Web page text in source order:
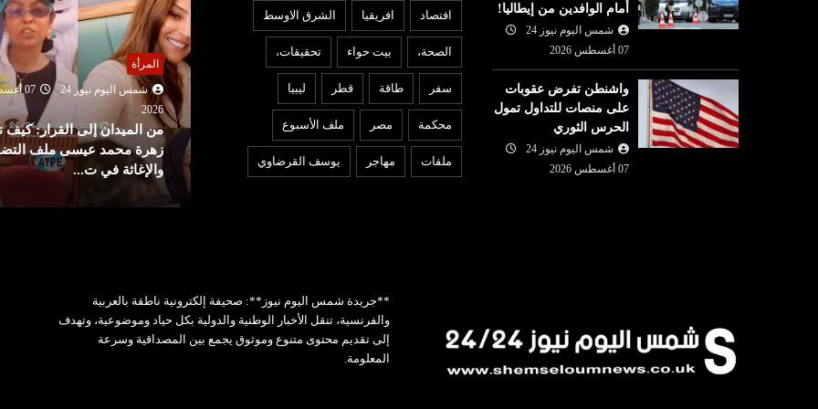
أمام الوافدين من إيطاليا!
شمس اليوم نيوز 24
07 أغسطس 2026
واشنطن تفرض عقوبات
على منصات للتداول تمول
الحرس الثوري
شمس اليوم نيوز 24
07 أغسطس 2026
افتصاد افريقيا الشرق الاوسط
الصحة، بيت حواء تحقيقات،
سفر طاقة قطر ليبيا
محكمة مصر ملف الأسبوع
ملفات مهاجر يوسف القرضاوي
اقتصاد
شمس اليوم نيوز 24
07 أغسطس
2026
الدينار التونسي يُحافظ على
استقراره أمام اليورو
المرأة
شمس اليوم نيوز 24
2026
من الميدان إلى القرار: كيف تقود
زهرة محمد عيسى ملف التضامن
والإغاثة في ت...
عربي ودولي
شمس اليوم نيوز 24
07
2026
توقيع اتفاق دفاع مشترك بين
السعودية وتركيا وباكستان
**جريدة شمس اليوم نيوز**: صحيفة إلكترونية ناطقة بالعربية
والفرنسية، تنقل الأخبار الوطنية والدولية بكل حياد وموضوعية، وتهدف
إلى تقديم محتوى متنوع وموثوق يجمع بين المصداقية وسرعة
المعلومة.